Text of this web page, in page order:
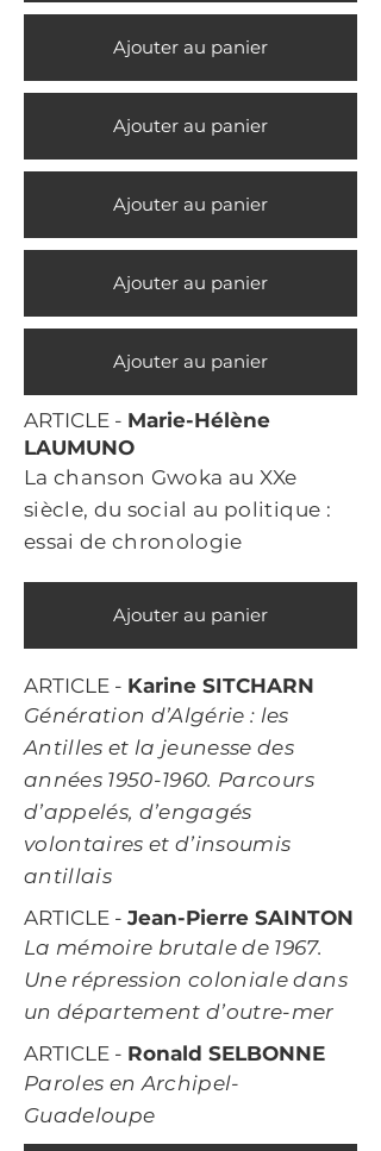
Ajouter au panier
Ajouter au panier
Ajouter au panier
Ajouter au panier
Ajouter au panier
ARTICLE - Marie-Hélène
LAUMUNO
La chanson Gwoka au XXe
siècle, du social au politique :
essai de chronologie
Ajouter au panier
ARTICLE - Karine SITCHARN
Génération d’Algérie : les
Antilles et la jeunesse des
années 1950-1960. Parcours
d’appelés, d’engagés
volontaires et d’insoumis
antillais
ARTICLE - Jean-Pierre SAINTON
La mémoire brutale de 1967.
Une répression coloniale dans
un département d’outre-mer
ARTICLE - Ronald SELBONNE
Paroles en Archipel-
Guadeloupe